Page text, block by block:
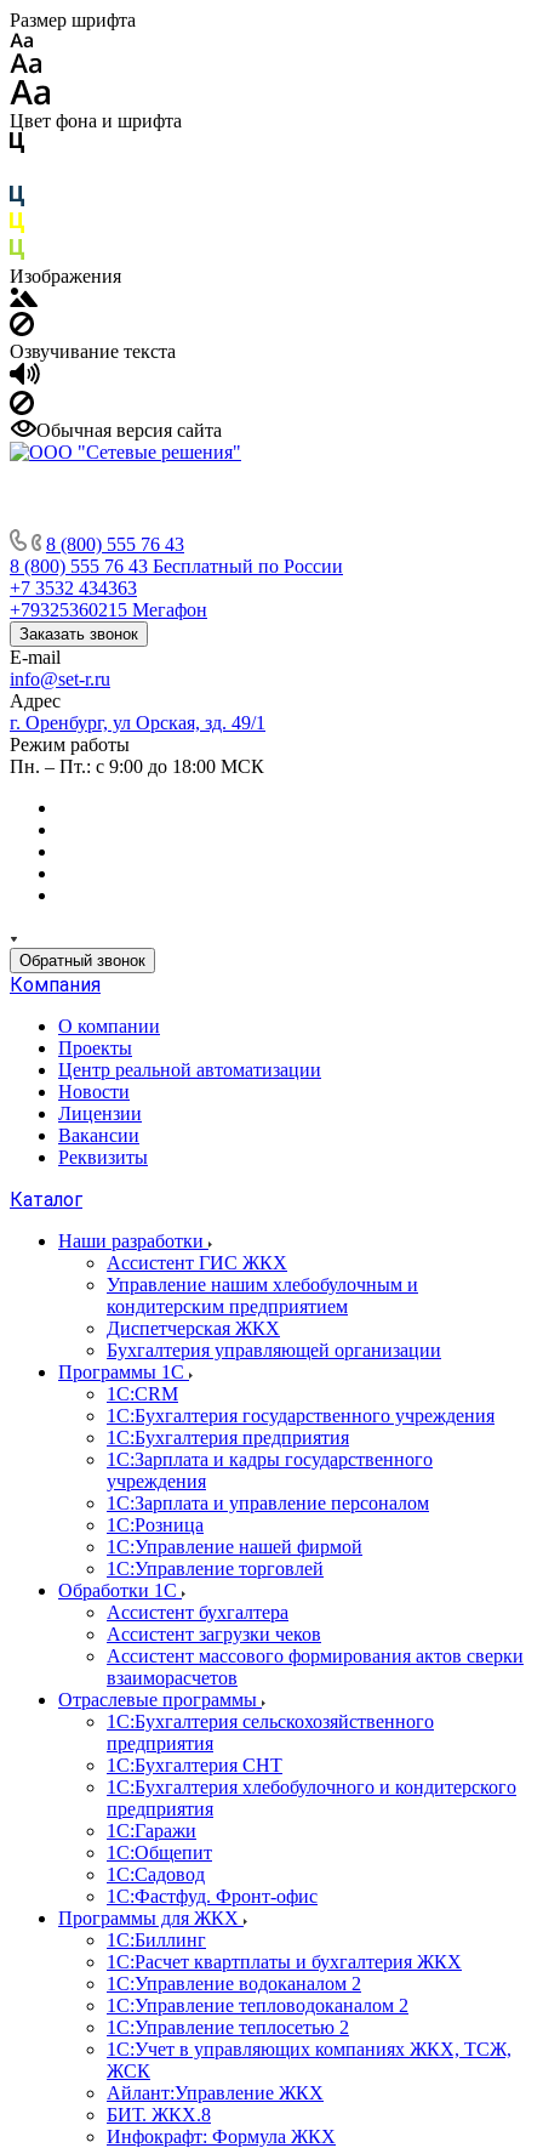
Размер шрифта
Цвет фона и шрифта
Изображения
Озвучивание текста
Обычная версия сайта
8 (800) 555 76 43
8 (800) 555 76 43 Бесплатный по России
+7 3532 434363
+79325360215 Мегафон
Заказать звонок
E-mail
info@set-r.ru
Адрес
г. Оренбург, ул Орская, зд. 49/1
Режим работы
Пн. – Пт.: с 9:00 до 18:00 МСК
Обратный звонок
Компания
О компании
Проекты
Центр реальной автоматизации
Новости
Лицензии
Вакансии
Реквизиты
Каталог
Наши разработки
Ассистент ГИС ЖКХ
Управление нашим хлебобулочным и
кондитерским предприятием
Диспетчерская ЖКХ
Бухгалтерия управляющей организации
Программы 1С
1С:CRM
1С:Бухгалтерия государственного учреждения
1С:Бухгалтерия предприятия
1С:Зарплата и кадры государственного
учреждения
1С:Зарплата и управление персоналом
1С:Розница
1С:Управление нашей фирмой
1С:Управление торговлей
Обработки 1С
Ассистент бухгалтера
Ассистент загрузки чеков
Ассистент массового формирования актов сверки
взаиморасчетов
Отраслевые программы
1С:Бухгалтерия сельскохозяйственного
предприятия
1С:Бухгалтерия СНТ
1С:Бухгалтерия хлебобулочного и кондитерского
предприятия
1С:Гаражи
1С:Общепит
1С:Садовод
1С:Фастфуд. Фронт-офис
Программы для ЖКХ
1С:Биллинг
1С:Расчет квартплаты и бухгалтерия ЖКХ
1С:Управление водоканалом 2
1С:Управление тепловодоканалом 2
1С:Управление теплосетью 2
1С:Учет в управляющих компаниях ЖКХ, ТСЖ,
ЖСК
Айлант:Управление ЖКХ
БИТ. ЖКХ.8
Инфокрафт: Формула ЖКХ